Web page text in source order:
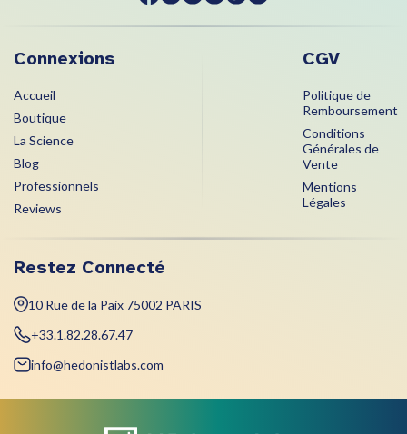
Connexions
Accueil
Boutique
La Science
Blog
Professionnels
Reviews
CGV
Politique de
Remboursement
Conditions
Générales de
Vente
Mentions
Légales
Restez Connecté
10 Rue de la Paix 75002 PARIS
+33.1.82.28.67.47
info@hedonistlabs.com